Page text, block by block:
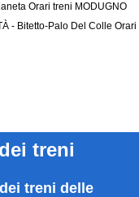
Orari treni MODUGNO
- Bitetto-Palo Del Colle Orari
treni
treni delle